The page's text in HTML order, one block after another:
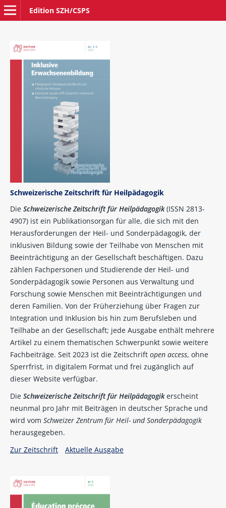
Edition SZH/CSPS
Schweizerische Zeitschrift für Heilpädagogik
Die Schweizerische Zeitschrift für Heilpädagogik(ISSN 2813-
4907) ist ein Publikationsorgan für alle, die sich mit den
Herausforderungen der Heil- und Sonderpädagogik, der
inklusiven Bildung sowie der Teilhabe von Menschen mit
Beeinträchtigung an der Gesellschaft beschäftigen. Dazu
zählen Fachpersonen und Studierende der Heil- und
Sonderpädagogik sowie Personen aus Verwaltung und
Forschung sowie Menschen mit Beeinträchtigungen und
deren Familien. Von der Früherziehung über Fragen zur
Integration und Inklusion bis hin zum Berufsleben und
Teilhabe an der Gesellschaft; jede Ausgabe enthält mehrere
Artikel zu einem thematischen Schwerpunkt sowie weitere
Fachbeiträge. Seit 2023 ist die Zeitschrift open access, ohne
Sperrfrist, in digitalem Format und frei zugänglich auf
dieser Website verfügbar.
Die Schweizerische Zeitschrift für Heilpädagogikerscheint
neunmal pro Jahr mit Beiträgen in deutscher Sprache und
wird vom Schweizer Zentrum für Heil- und Sonderpädagogik
herausgegeben.
Zur Zeitschrift
Aktuelle Ausgabe